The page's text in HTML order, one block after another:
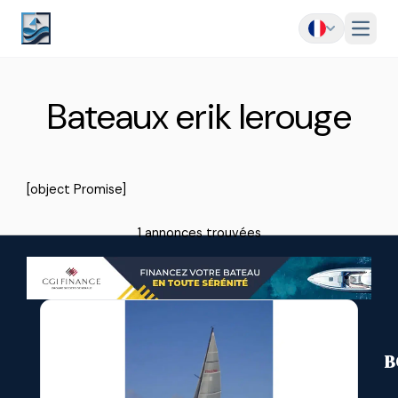
Menu
Bateaux erik lerouge
[object Promise]
1 annonces trouvées